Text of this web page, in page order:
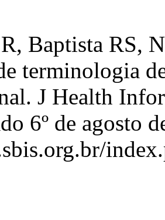
Baptista RS,
terminologia
J Health
6º de agosto